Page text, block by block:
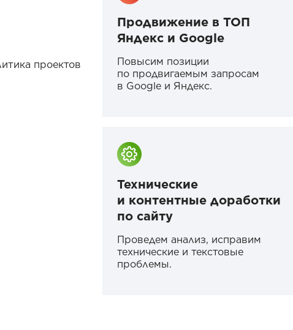
проектов
Продвижение в ТОП
Яндекс и Google
Повысим позиции
по продвигаемым запросам
в Google и Яндекс.
Технические
и контентные доработки
по сайту
Проведем анализ, исправим
технические и текстовые
проблемы.